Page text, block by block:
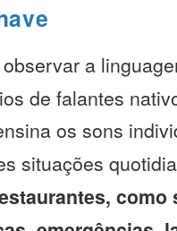
a
de falantes
os sons
situações
como